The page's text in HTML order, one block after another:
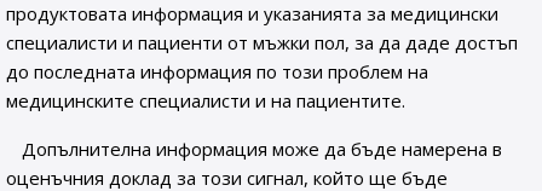
продуктовата информация и указанията за медицински
специалисти и пациенти от мъжки пол, за да даде достъп
до последната информация по този проблем на
медицинските специалисти и на пациентите.
Допълнителна информация може да бъде намерена в
оценъчния доклад за този сигнал, който ще бъде